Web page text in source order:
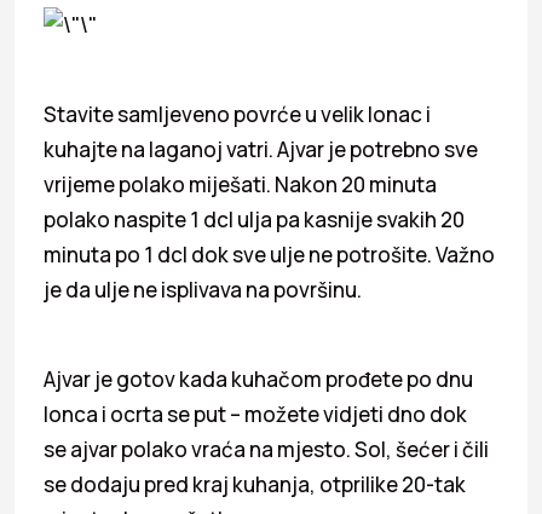
Stavite samljeveno povrće u velik lonac i
kuhajte na laganoj vatri. Ajvar je potrebno sve
vrijeme polako miješati. Nakon 20 minuta
polako naspite 1 dcl ulja pa kasnije svakih 20
minuta po 1 dcl dok sve ulje ne potrošite. Važno
je da ulje ne isplivava na površinu.
Ajvar je gotov kada kuhačom prođete po dnu
lonca i ocrta se put – možete vidjeti dno dok
se ajvar polako vraća na mjesto. Sol, šećer i čili
se dodaju pred kraj kuhanja, otprilike 20-tak